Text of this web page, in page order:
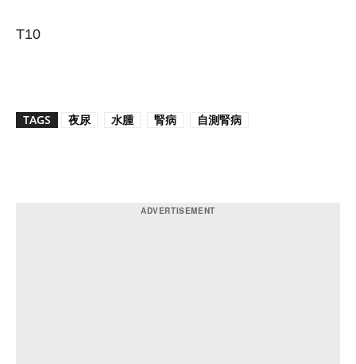
T10
TAGS 夜尿 水腫 腎病 自測腎病